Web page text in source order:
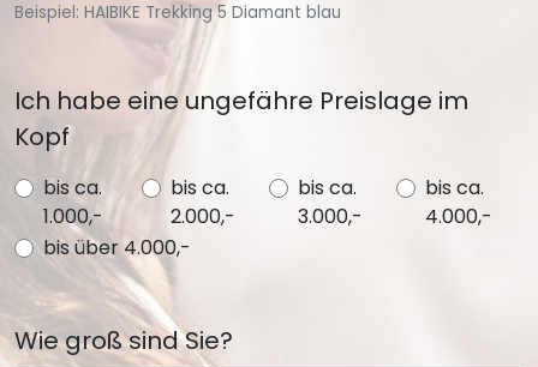
Beispiel: HAIBIKE Trekking 5 Diamant blau
Ich habe eine ungefähre Preislage im
Kopf
bis ca.
1.000,-
bis ca.
2.000,-
bis ca.
3.000,-
bis ca.
4.000,-
bis über 4.000,-
Wie groß sind Sie?